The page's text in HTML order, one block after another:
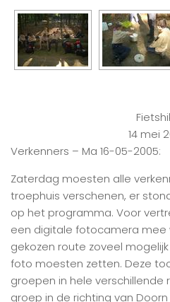
14 mei
Verkenners – Ma 16-05-2005:
Zaterdag moesten alle
troephuis verschenen, er
op het programma. Voor
een digitale fotocamera mee
gekozen route zoveel
foto moesten zetten. Deze
groepen in hele verschillende
groep in de richting van